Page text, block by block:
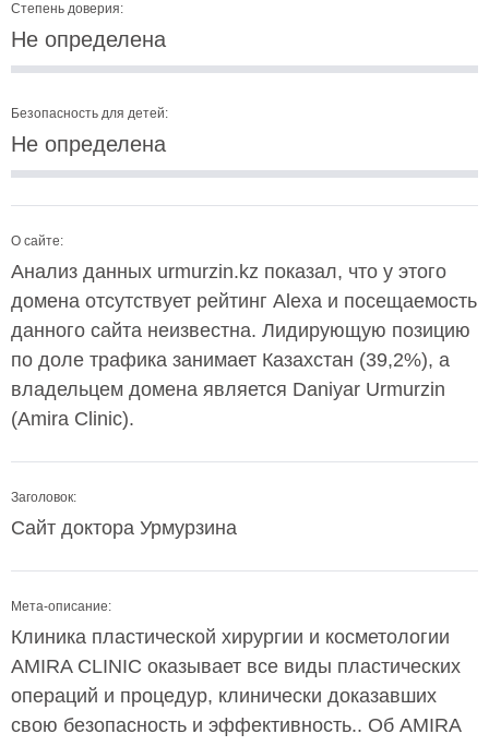
Степень доверия:
Не определена
Безопасность для детей:
Не определена
О сайте:
Анализ данных urmurzin.kz показал, что у этого
домена отсутствует рейтинг Alexa и посещаемость
данного сайта неизвестна. Лидирующую позицию
по доле трафика занимает Казахстан (39,2%), а
владельцем домена является Daniyar Urmurzin
(Amira Clinic).
Заголовок:
Сайт доктора Урмурзина
Мета-описание:
Клиника пластической хирургии и косметологии
AMIRA CLINIC оказывает все виды пластических
операций и процедур, клинически доказавших
свою безопасность и эффективность.. Об AMIRA